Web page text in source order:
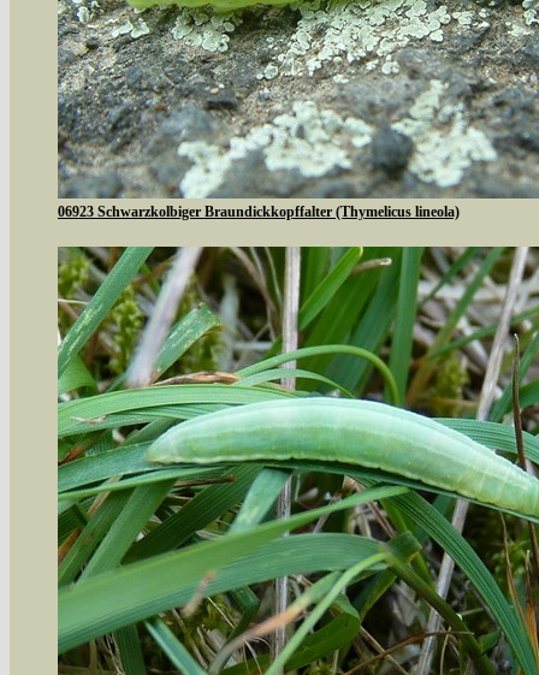
06923 Schwarzkolbiger Braundickkopffalter (Thymelicus lineola)